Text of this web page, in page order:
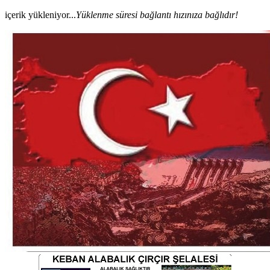
içerik yükleniyor...Yüklenme süresi bağlantı hızınıza bağlıdır!